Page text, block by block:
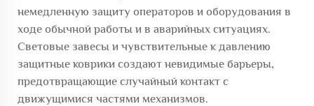
немедленную защиту операторов и оборудования в
ходе обычной работы и в аварийных ситуациях.
Световые завесы и чувствительные к давлению
защитные коврики создают невидимые барьеры,
предотвращающие случайный контакт с
движущимися частями механизмов.